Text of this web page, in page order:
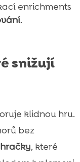
enrichments
.
snižují
klidnou hru.
bez
, které